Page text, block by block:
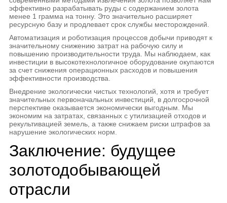
эффективно разрабатывать руды с содержанием золота
менее 1 грамма на тонну. Это значительно расширяет
ресурсную базу и продлевает срок службы месторождений.
Автоматизация и роботизация процессов добычи приводят к
значительному снижению затрат на рабочую силу и
повышению производительности труда. Мы наблюдаем, как
инвестиции в высокотехнологичное оборудование окупаются
за счет снижения операционных расходов и повышения
эффективности производства.
Внедрение экологически чистых технологий, хотя и требует
значительных первоначальных инвестиций, в долгосрочной
перспективе оказывается экономически выгодным. Мы
экономим на затратах, связанных с утилизацией отходов и
рекультивацией земель, а также снижаем риски штрафов за
нарушение экологических норм.
Заключение: будущее
золотодобывающей
отрасли